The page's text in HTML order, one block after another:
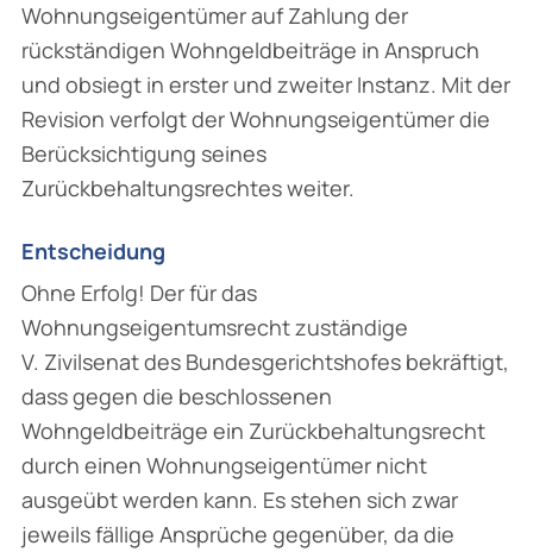
Wohnungseigentümer auf Zahlung der
rückständigen Wohngeldbeiträge in Anspruch
und obsiegt in erster und zweiter Instanz. Mit der
Revision verfolgt der Wohnungseigentümer die
Berücksichtigung seines
Zurückbehaltungsrechtes weiter.
Entscheidung
Ohne Erfolg! Der für das
Wohnungseigentumsrecht zuständige
V. Zivilsenat des Bundesgerichtshofes bekräftigt,
dass gegen die beschlossenen
Wohngeldbeiträge ein Zurückbehaltungsrecht
durch einen Wohnungseigentümer nicht
ausgeübt werden kann. Es stehen sich zwar
jeweils fällige Ansprüche gegenüber, da die